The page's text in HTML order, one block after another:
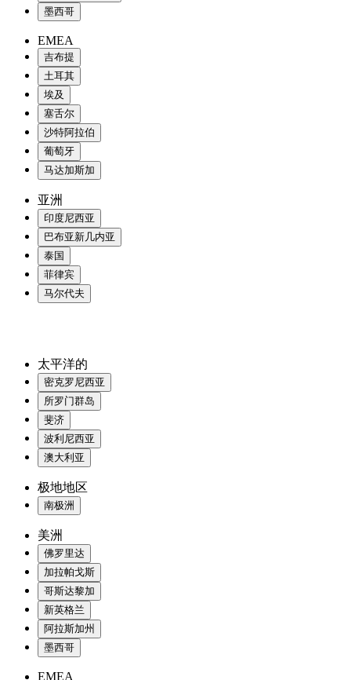
墨西哥
EMEA
吉布提
土耳其
埃及
塞舌尔
沙特阿拉伯
葡萄牙
马达加斯加
亚洲
印度尼西亚
巴布亚新几内亚
泰国
菲律宾
马尔代夫
太平洋的
密克罗尼西亚
所罗门群岛
斐济
波利尼西亚
澳大利亚
极地地区
南极洲
美洲
佛罗里达
加拉帕戈斯
哥斯达黎加
新英格兰
阿拉斯加州
墨西哥
EMEA